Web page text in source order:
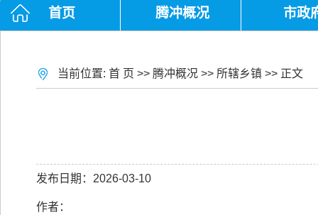
首页 腾冲概况 市政
当前位置: 首 页 >> 腾冲概况 >> 所辖乡镇 >> 正文
发布日期：2026-03-10
作者：